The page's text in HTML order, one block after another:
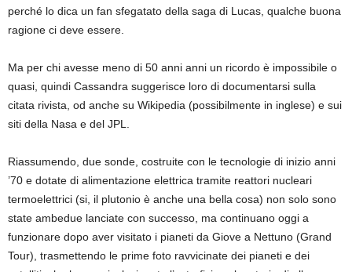
perché lo dica un fan sfegatato della saga di Lucas, qualche buona
ragione ci deve essere.
Ma per chi avesse meno di 50 anni anni un ricordo è impossibile o
quasi, quindi Cassandra suggerisce loro di documentarsi sulla
citata rivista, od anche su Wikipedia (possibilmente in inglese) e sui
siti della Nasa e del JPL.
Riassumendo, due sonde, costruite con le tecnologie di inizio anni
’70 e dotate di alimentazione elettrica tramite reattori nucleari
termoelettrici (si, il plutonio è anche una bella cosa) non solo sono
state ambedue lanciate con successo, ma continuano oggi a
funzionare dopo aver visitato i pianeti da Giove a Nettuno (Grand
Tour), trasmettendo le prime foto ravvicinate dei pianeti e dei